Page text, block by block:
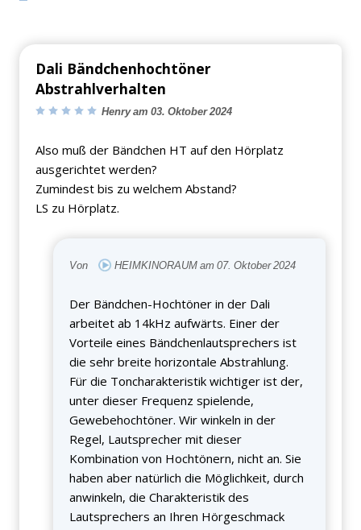
Dali Bändchenhochtöner
Abstrahlverhalten
Henry am 03. Oktober 2024
Also muß der Bändchen HT auf den Hörplatz
ausgerichtet werden?
Zumindest bis zu welchem Abstand?
LS zu Hörplatz.
Von HEIMKINORAUM am 07. Oktober 2024
Der Bändchen-Hochtöner in der Dali
arbeitet ab 14kHz aufwärts. Einer der
Vorteile eines Bändchenlautsprechers ist
die sehr breite horizontale Abstrahlung.
Für die Toncharakteristik wichtiger ist der,
unter dieser Frequenz spielende,
Gewebehochtöner. Wir winkeln in der
Regel, Lautsprecher mit dieser
Kombination von Hochtönern, nicht an. Sie
haben aber natürlich die Möglichkeit, durch
anwinkeln, die Charakteristik des
Lautsprechers an Ihren Hörgeschmack